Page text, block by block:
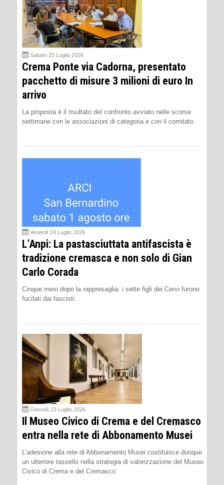
Sabato 25 Luglio 2026
Crema Ponte via Cadorna, presentato
pacchetto di misure 3 milioni di euro In
arrivo
La proposta è il risultato del confronto avviato nelle scorse
settimane con le associazioni di categoria e con il comitato
Venerdì 24 Luglio 2026
L’Anpi: La pastasciuttata antifascista è
tradizione cremasca e non solo di Gian
Carlo Corada
Cinque mesi dopo la rappresaglia: i sette figli dei Cervi furono
fucilati dai fascisti.
Giovedì 23 Luglio 2026
Il Museo Civico di Crema e del Cremasco
entra nella rete di Abbonamento Musei
L'adesione alla rete di Abbonamento Musei costituisce dunque
un ulteriore tassello nella strategia di valorizzazione del Museo
Civico di Crema e del Cremasco